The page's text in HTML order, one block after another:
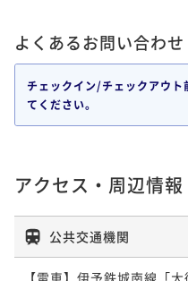
よくあるお問い合わせ
チェックイン/チェックアウ
てください。
アクセス・周辺情報
公共交通機関
【電車】伊予鉄城南線「